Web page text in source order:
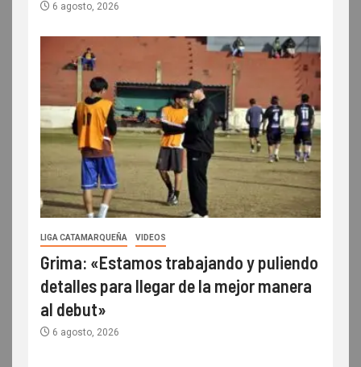
6 agosto, 2026
LIGA CATAMARQUEÑA VIDEOS
Grima: «Estamos trabajando y puliendo
detalles para llegar de la mejor manera
al debut»
6 agosto, 2026